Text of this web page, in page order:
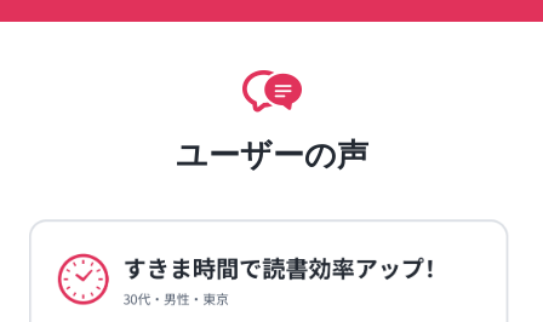
ユーザーの声